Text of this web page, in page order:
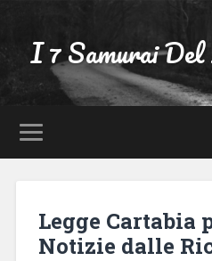
I 7 Samurai Del
Legge Cartabia
Notizie dalle